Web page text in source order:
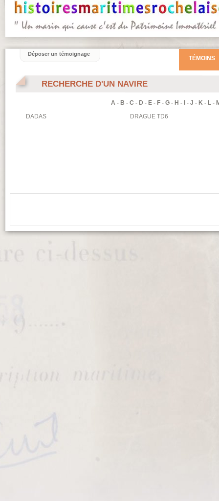
RECHERCHE D'UN NAVIRE
A - B - C - D - E - F - G - H - - J - K - L -
DADAS
DRAGUE TD6
TÉMOINS
Déposer un témoignage